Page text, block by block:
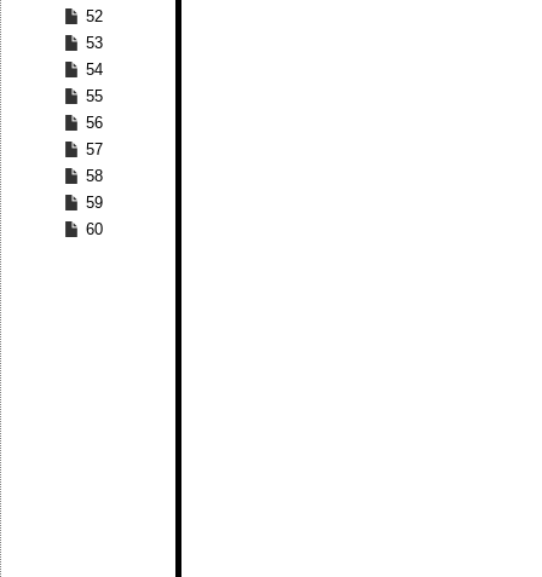
52
53
54
55
56
57
58
59
60